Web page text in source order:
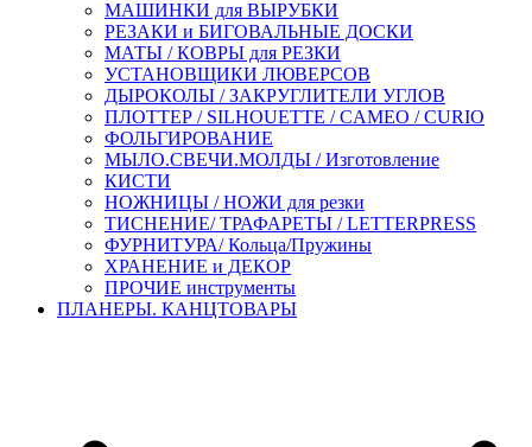
МАШИНКИ для ВЫРУБКИ
РЕЗАКИ и БИГОВАЛЬНЫЕ ДОСКИ
МАТЫ / КОВРЫ для РЕЗКИ
УСТАНОВЩИКИ ЛЮВЕРСОВ
ДЫРОКОЛЫ / ЗАКРУГЛИТЕЛИ УГЛОВ
ПЛОТТЕР / SILHOUETTE / CAMEO / CURIO
ФОЛЬГИРОВАНИЕ
МЫЛО.СВЕЧИ.МОЛДЫ / Изготовление
КИСТИ
НОЖНИЦЫ / НОЖИ для резки
ТИСНЕНИЕ/ ТРАФАРЕТЫ / LETTERPRESS
ФУРНИТУРА/ Кольца/Пружины
ХРАНЕНИЕ и ДЕКОР
ПРОЧИЕ инструменты
ПЛАНЕРЫ. КАНЦТОВАРЫ